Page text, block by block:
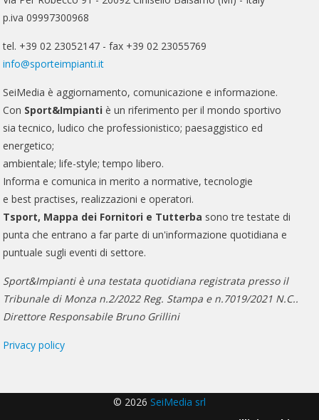
p.iva 09997300968
tel. +39 02 23052147 - fax +39 02 23055769
info@sporteimpianti.it
SeiMedia è aggiornamento, comunicazione e informazione.
Con Sport&Impianti è un riferimento per il mondo sportivo
sia tecnico, ludico che professionistico; paesaggistico ed
energetico;
ambientale; life-style; tempo libero.
Informa e comunica in merito a normative, tecnologie
e best practises, realizzazioni e operatori.
Tsport, Mappa dei Fornitori e Tutterba sono tre testate di
punta che entrano a far parte di un'informazione quotidiana e
puntuale sugli eventi di settore.
Sport&Impianti è una testata quotidiana registrata presso il
Tribunale di Monza n.2/2022 Reg. Stampa e n.7019/2021 N.C..
Direttore Responsabile Bruno Grillini
Privacy policy
© 2026 SeiMedia srl